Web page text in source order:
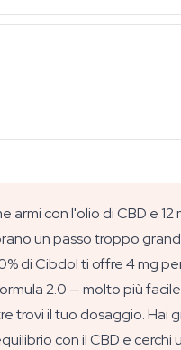
armi con l'olio di CBD e 12
un passo troppo
di Cibdol ti offre 4 mg
2.0 — molto più
trovi il tuo dosaggio. Hai
con il CBD e cerchi